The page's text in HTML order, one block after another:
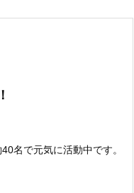
名で元気に活動中です。